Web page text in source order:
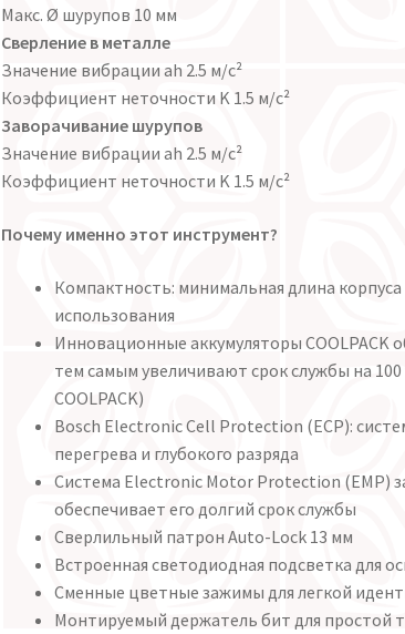
Макс. Ø шурупов 10 мм
Сверление в металле
Значение вибрации ah 2.5 м/с²
Коэффициент неточности K 1.5 м/с²
Заворачивание шурупов
Значение вибрации ah 2.5 м/с²
Коэффициент неточности K 1.5 м/с²
Почему именно этот инструмент?
Компактность: минимальная длина
использования
Инновационные аккумуляторы
тем самым увеличивают срок службы на
COOLPACK)
Bosch Electronic Cell Protection (ECP):
перегрева и глубокого разряда
Система Electronic Motor Protection (EMP)
обеспечивает его долгий срок службы
Сверлильный патрон Auto-Lock 13 мм
Встроенная светодиодная подсветка для
Сменные цветные зажимы для легкой
Монтируемый держатель бит для простой